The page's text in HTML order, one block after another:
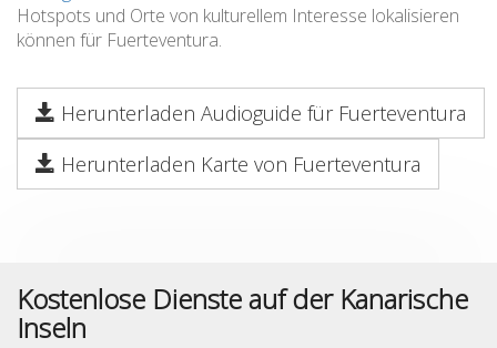
Hotspots und Orte von kulturellem Interesse lokalisieren
können für Fuerteventura.
Herunterladen Audioguide für Fuerteventura
Herunterladen Karte von Fuerteventura
Kostenlose Dienste auf der Kanarische
Inseln